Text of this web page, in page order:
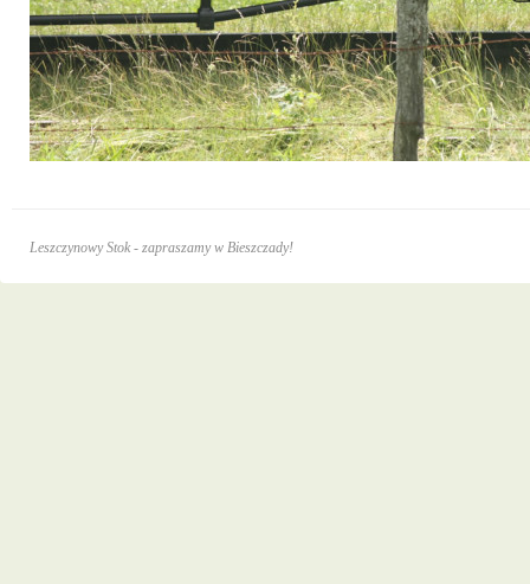
Leszczynowy Stok - zapraszamy w Bieszczady!